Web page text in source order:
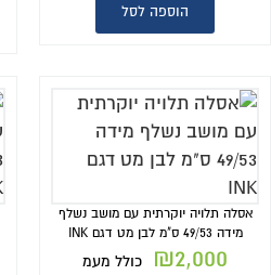
הוספה לסל
אסלה תלויה יוקרתית עם מושב נשלף
מידה 49/53 ס"מ לבן מט דגם INK
₪2,000 כולל מעמ